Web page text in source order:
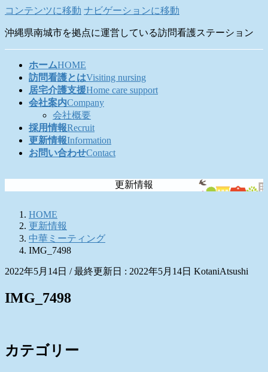
コンテンツに移動 ナビゲーションに移動
沖縄県南城市を拠点に運営している訪問看護ステーション
ホームHOME
訪問看護とはVisiting nursing
居宅介護支援Home care support
会社案内Company
会社概要
採用情報Recruit
更新情報Information
お問い合わせContact
更新情報
HOME
更新情報
中華ミーティング
IMG_7498
2022年5月14日 / 最終更新日 : 2022年5月14日 KotaniAtsushi
IMG_7498
カテゴリー